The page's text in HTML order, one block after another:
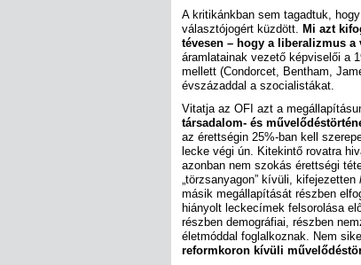
A kritikánkban sem tagadtuk,
választójogért küzdött.
Mi azt
tévesen – hogy a liberalizmus
áramlatainak vezető képviselői a
mellett (Condorcet, Bentham,
évszázaddal a szocialistákat.
Vitatja az OFI azt a
társadalom- és
az érettségin 25%-ban kell
lecke végi ún. Kitekintő rovatra
azonban nem szokás érettségi
„törzsanyagon” kívüli, kifejezetten
másik megállapítását részben
hiányolt leckecímek felsorolása
részben demográfiai, részben
életmóddal foglalkoznak. Nem
reformkoron kívüli